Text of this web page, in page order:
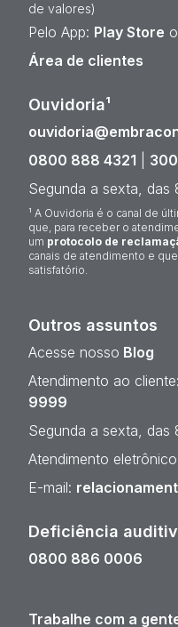
de valores)
Pelo App: Play Store
Área de clientes
Ouvidoria¹
0800 888 4321
Segunda a sexta, das
¹ A Ouvidoria é o canal de
que, para receber o
um protocolo de
canais de atendimento e
satisfatório.
Outros assuntos
Acesse nosso Blog
Atendimento ao cliente:
9999
Segunda a sexta, das
Atendimento
E-mail:
Deficiência
0800 886 0006
Trabalhe com a